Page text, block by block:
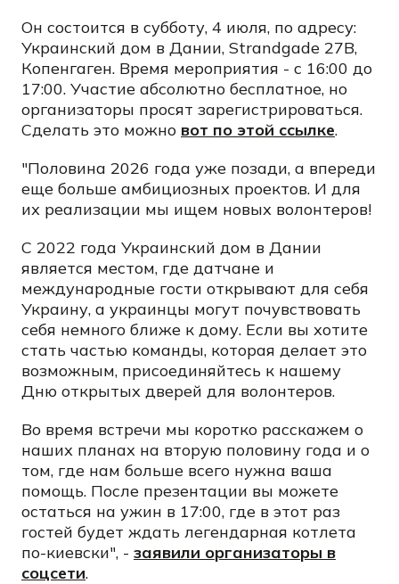
Он состоится в субботу, 4 июля, по адресу:
Украинский дом в Дании, Strandgade 27B,
Копенгаген. Время мероприятия - с 16:00 до
17:00. Участие абсолютно бесплатное, но
организаторы просят зарегистрироваться.
Сделать это можно вот по этой ссылке.
"Половина 2026 года уже позади, а впереди
еще больше амбициозных проектов. И для
их реализации мы ищем новых волонтеров!
С 2022 года Украинский дом в Дании
является местом, где датчане и
международные гости открывают для себя
Украину, а украинцы могут почувствовать
себя немного ближе к дому. Если вы хотите
стать частью команды, которая делает это
возможным, присоединяйтесь к нашему
Дню открытых дверей для волонтеров.
Во время встречи мы коротко расскажем о
наших планах на вторую половину года и о
том, где нам больше всего нужна ваша
помощь. После презентации вы можете
остаться на ужин в 17:00, где в этот раз
гостей будет ждать легендарная котлета
по-киевски", - заявили организаторы в
соцсети.